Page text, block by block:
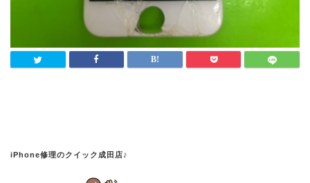
iPhone修理のクイック成田店♪